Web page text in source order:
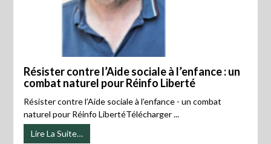
Résister contre l’Aide sociale à l’enfance : un
combat naturel pour Réinfo Liberté
Résister contre l’Aide sociale à l’enfance - un combat
naturel pour Réinfo LibertéTélécharger ...
Lire La Suite…